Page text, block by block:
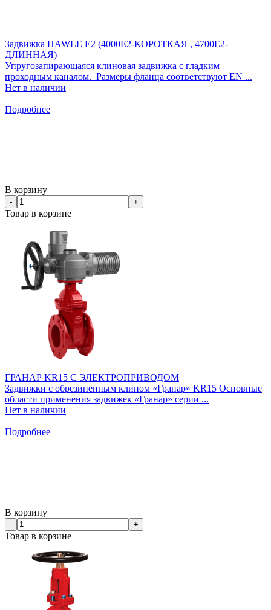
Задвижка HAWLE E2 (4000E2-КОРОТКАЯ , 4700E2-
ДЛИННАЯ)
Упругозапирающаяся клиновая задвижка с гладким
проходным каналом. Размеры фланца соответствуют EN ...
Нет в наличии
Подробнее
В корзину
- +
Товар в корзине
ГРАНАР KR15 С ЭЛЕКТРОПРИВОДОМ
Задвижки с обрезиненным клином «Гранар» KR15 Основные
области применения задвижек «Гранар» серии ...
Нет в наличии
Подробнее
В корзину
- +
Товар в корзине